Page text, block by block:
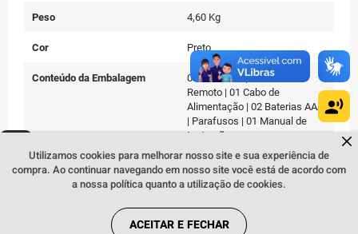
Fale comigo clicando aqui
Peso 4,60 Kg
Cor Preto
Conteúdo da Embalagem
01 Smart TV | 01 Controle
Remoto | 01 Cabo de
Alimentação | 02 Baterias AAA
| Parafusos | 01 Manual de
Instruções
Quem viu, viu também:
Utilizamos cookies para melhorar nosso site e sua experiência de
compra. Ao continuar navegando em nosso site você está de acordo com
a nossa política quanto a utilização de cookies.
ACEITAR E FECHAR